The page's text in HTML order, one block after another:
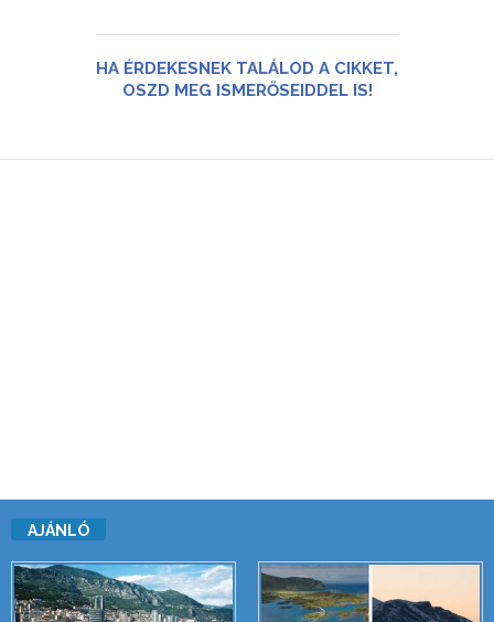
HA ÉRDEKESNEK TALÁLOD A CIKKET,
OSZD MEG ISMERŐSEIDDEL IS!
AJÁNLÓ